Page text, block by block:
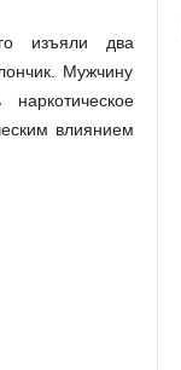
изъяли два
Мужчину
влиянием